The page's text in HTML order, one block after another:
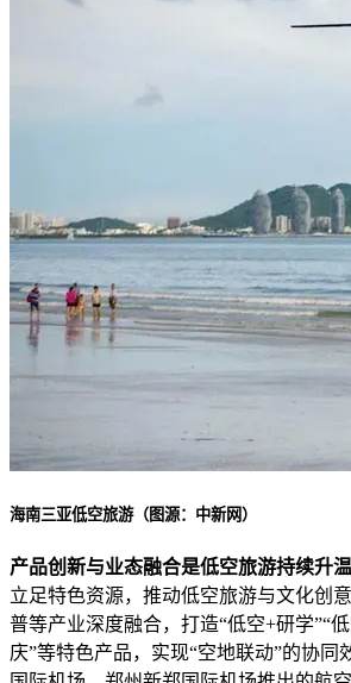
海南三亚低空旅游（图源：中新网）
产品创新与业态融合是低空旅游持续升温
立足特色资源，推动低空旅游与文化创
普等产业深度融合，打造“低空+研学”“
庆”等特色产品，实现“空地联动”的协同